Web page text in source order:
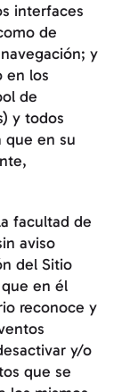
interfaces
de
y
en los
de
y todos
que en su
facultad de
aviso
del Sitio
en él
reconoce y
y/o
que se